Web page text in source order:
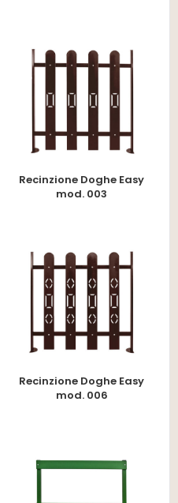
Recinzione Doghe Easy
mod. 003
Recinzione Doghe Easy
mod. 006